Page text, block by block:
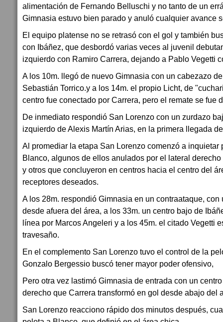
alimentación de Fernando Belluschi y no tanto de un
Gimnasia estuvo bien parado y anuló cualquier avance
El equipo platense no se retrasó con el gol y también
con Ibáñez, que desbordó varias veces al juvenil
izquierdo con Ramiro Carrera, dejando a Pablo Vegetti
A los 10m. llegó de nuevo Gimnasia con un cabezazo
Sebastián Torrico.y a los 14m. el propio Licht, de
centro fue conectado por Carrera, pero el remate se fue
De inmediato respondió San Lorenzo con un zurdazo
izquierdo de Alexis Martín Arias, en la primera llegada
Al promediar la etapa San Lorenzo comenzó a inquietar
Blanco, algunos de ellos anulados por el lateral
y otros que concluyeron en centros hacia el centro del
receptores deseados.
A los 28m. respondió Gimnasia en un contraataque, con
desde afuera del área, a los 33m. un centro bajo de
línea por Marcos Angeleri y a los 45m. el citado Vegetti
travesaño.
En el complemento San Lorenzo tuvo el control de la
Gonzalo Bergessio buscó tener mayor poder ofensivo,
Pero otra vez lastimó Gimnasia de entrada con un
derecho que Carrera transformó en gol desde abajo del
San Lorenzo reacciono rápido dos minutos después,